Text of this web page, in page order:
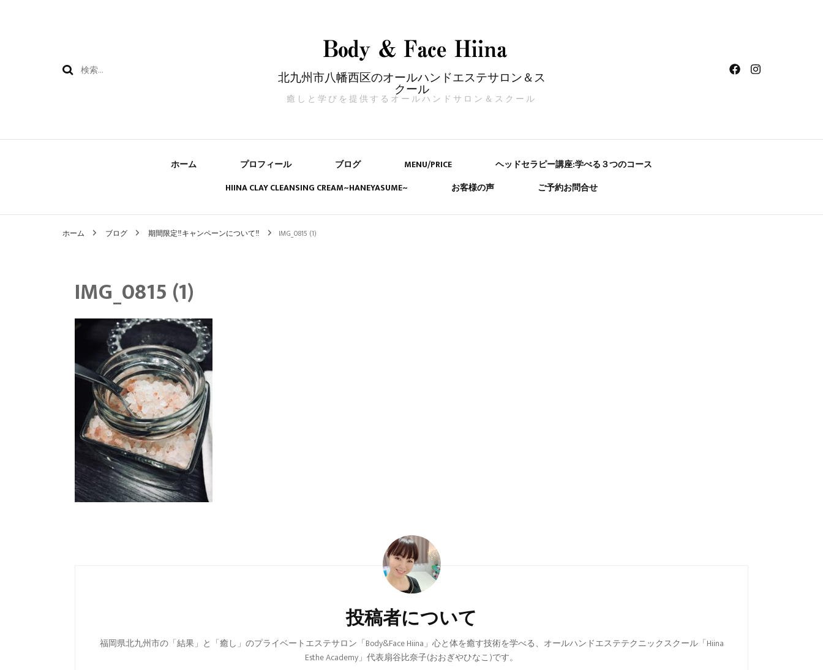
検
北九州市八幡西区のオールハンドエステサロン＆ス
クール
癒しと学びを提供するオールハンドサロン＆スクール
ホーム プロフィール ブログ MENU/PRICE
ヘッドセラピー講座:学べる３つのコース
HIINA CLAY CLEANSING CREAM~HANEYASUME~
お客様の声 ご予約お問合せ
ホーム ブログ 期間限定‼キャンペーンについて‼ IMG_0815 (1)
IMG_0815 (1)
投稿者について
福岡県北九州市の「結果」と「癒し」のプライベートエステサロン「Body&Face Hiina」心と体を癒す技術を学べる、オールハンドエステテクニックスクール「Hiina
Esthe Academy」代表扇谷比奈子(おおぎやひなこ)です。